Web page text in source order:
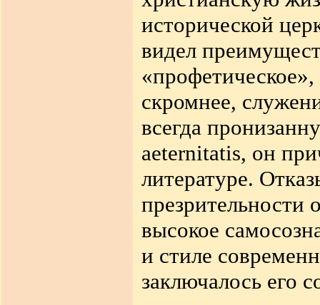
исторической
видел
скромнее,
всегда
aeternitatis, он
литературе.
презрительности
высокое
и стиле
заключалось его